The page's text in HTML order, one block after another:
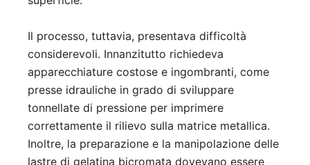
Il processo, tuttavia, presentava difficoltà
considerevoli. Innanzitutto richiedeva
apparecchiature costose e ingombranti, come
presse idrauliche in grado di sviluppare
tonnellate di pressione per imprimere
correttamente il rilievo sulla matrice metallica.
Inoltre, la preparazione e la manipolazione delle
lastre di gelatina bicromata dovevano essere